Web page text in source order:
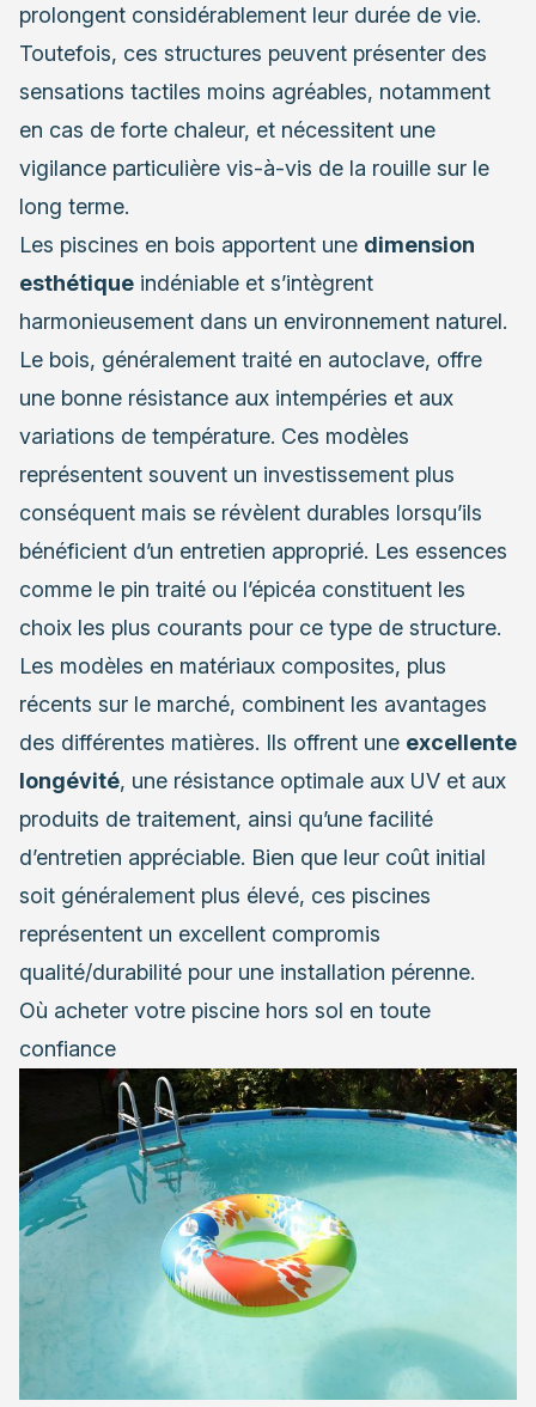
prolongent considérablement leur durée de vie.
Toutefois, ces structures peuvent présenter des
sensations tactiles moins agréables, notamment
en cas de forte chaleur, et nécessitent une
vigilance particulière vis-à-vis de la rouille sur le
long terme.
Les piscines en bois apportent une dimension
esthétique indéniable et s’intègrent
harmonieusement dans un environnement naturel.
Le bois, généralement traité en autoclave, offre
une bonne résistance aux intempéries et aux
variations de température. Ces modèles
représentent souvent un investissement plus
conséquent mais se révèlent durables lorsqu’ils
bénéficient d’un entretien approprié. Les essences
comme le pin traité ou l’épicéa constituent les
choix les plus courants pour ce type de structure.
Les modèles en matériaux composites, plus
récents sur le marché, combinent les avantages
des différentes matières. Ils offrent une excellente
longévité, une résistance optimale aux UV et aux
produits de traitement, ainsi qu’une facilité
d’entretien appréciable. Bien que leur coût initial
soit généralement plus élevé, ces piscines
représentent un excellent compromis
qualité/durabilité pour une installation pérenne.
Où acheter votre piscine hors sol en toute
confiance